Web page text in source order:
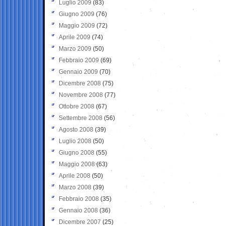
Luglio 2009 (83)
Giugno 2009 (76)
Maggio 2009 (72)
Aprile 2009 (74)
Marzo 2009 (50)
Febbraio 2009 (69)
Gennaio 2009 (70)
Dicembre 2008 (75)
Novembre 2008 (77)
Ottobre 2008 (67)
Settembre 2008 (56)
Agosto 2008 (39)
Luglio 2008 (50)
Giugno 2008 (55)
Maggio 2008(63)
Aprile 2008 (50)
Marzo 2008 (39)
Febbraio 2008 (35)
Gennaio 2008 (36)
Dicembre 2007 (25)